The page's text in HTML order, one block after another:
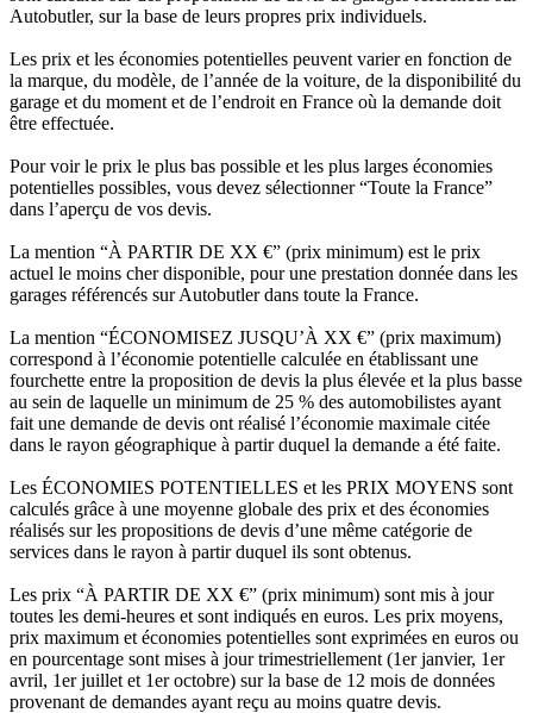
Autobutler, sur la base de leurs propres prix individuels.
Les prix et les économies potentielles peuvent varier en fonction de
la marque, du modèle, de l’année de la voiture, de la disponibilité du
garage et du moment et de l’endroit en France où la demande doit
être effectuée.
Pour voir le prix le plus bas possible et les plus larges économies
potentielles possibles, vous devez sélectionner “Toute la France”
dans l’aperçu de vos devis.
La mention “À PARTIR DE XX €” (prix minimum) est le prix
actuel le moins cher disponible, pour une prestation donnée dans les
garages référencés sur Autobutler dans toute la France.
La mention “ÉCONOMISEZ JUSQU’À XX €” (prix maximum)
correspond à l’économie potentielle calculée en établissant une
fourchette entre la proposition de devis la plus élevée et la plus basse
au sein de laquelle un minimum de 25 % des automobilistes ayant
fait une demande de devis ont réalisé l’économie maximale citée
dans le rayon géographique à partir duquel la demande a été faite.
Les ÉCONOMIES POTENTIELLES et les PRIX MOYENS sont
calculés grâce à une moyenne globale des prix et des économies
réalisés sur les propositions de devis d’une même catégorie de
services dans le rayon à partir duquel ils sont obtenus.
Les prix “À PARTIR DE XX €” (prix minimum) sont mis à jour
toutes les demi-heures et sont indiqués en euros. Les prix moyens,
prix maximum et économies potentielles sont exprimées en euros ou
en pourcentage sont mises à jour trimestriellement (1er janvier, 1er
avril, 1er juillet et 1er octobre) sur la base de 12 mois de données
provenant de demandes ayant reçu au moins quatre devis.